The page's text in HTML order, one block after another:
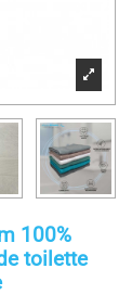
100%
toilette